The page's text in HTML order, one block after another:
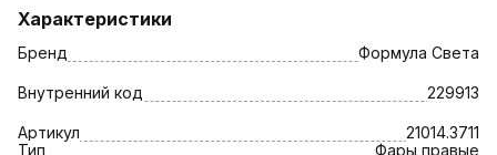
Характеристики
Бренд Формула Света
Внутренний код 229913
Артикул
21014.3711
Тип
Фары правые